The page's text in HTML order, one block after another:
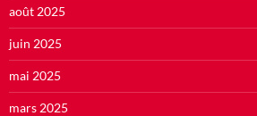
août 2025
juin 2025
mai 2025
mars 2025